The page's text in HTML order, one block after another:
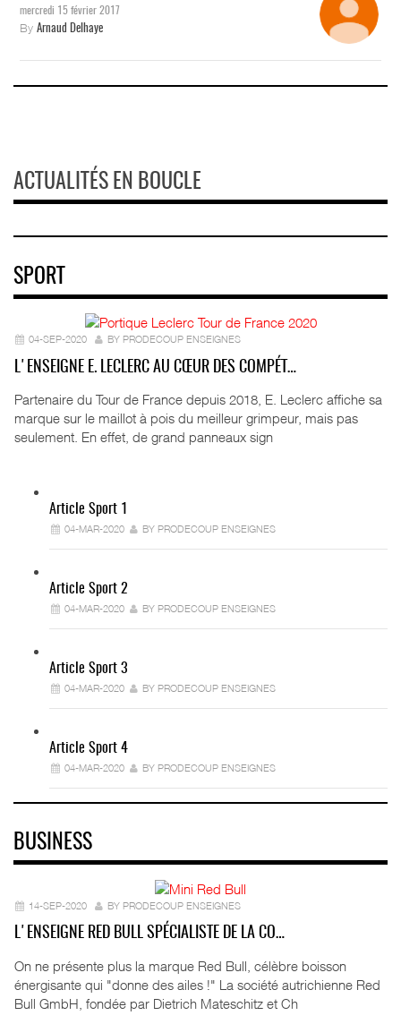
mercredi 15 février 2017
By Arnaud Delhaye
ACTUALITÉS EN BOUCLE
SPORT
04-SEP-2020 BY PRODECOUP ENSEIGNES
L'ENSEIGNE E. LECLERC AU CŒUR DES COMPÉT…
Partenaire du Tour de France depuis 2018, E. Leclerc affiche sa
marque sur le maillot à pois du meilleur grimpeur, mais pas
seulement. En effet, de grand panneaux sign
Article Sport 1
04-MAR-2020 BY PRODECOUP ENSEIGNES
Article Sport 2
04-MAR-2020 BY PRODECOUP ENSEIGNES
Article Sport 3
04-MAR-2020 BY PRODECOUP ENSEIGNES
Article Sport 4
04-MAR-2020 BY PRODECOUP ENSEIGNES
BUSINESS
14-SEP-2020 BY PRODECOUP ENSEIGNES
L'ENSEIGNE RED BULL SPÉCIALISTE DE LA CO…
On ne présente plus la marque Red Bull, célèbre boisson
énergisante qui "donne des ailes !" La société autrichienne Red
Bull GmbH, fondée par Dietrich Mateschitz et Ch